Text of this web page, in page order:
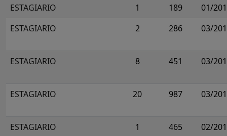
ESTAGIARIO
1 189
01/
ESTAGIARIO
2 286 03/
ESTAGIARIO 8 451 03/
ESTAGIARIO 20 987 03/
ESTAGIARIO 1 465
02/